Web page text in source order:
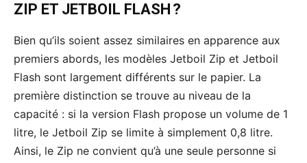
ZIP ET JETBOIL FLASH ?
Bien qu’ils soient assez similaires en apparence aux
premiers abords, les modèles Jetboil Zip et Jetboil
Flash sont largement différents sur le papier. La
première distinction se trouve au niveau de la
capacité : si la version Flash propose un volume de 1
litre, le Jetboil Zip se limite à simplement 0,8 litre.
Ainsi, le Zip ne convient qu’à une seule personne si